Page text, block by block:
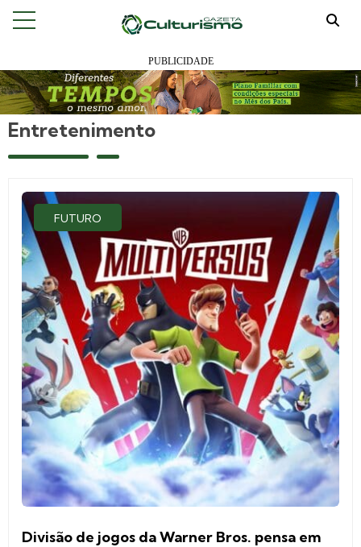
Entretenimento
FUTURO
Divisão de jogos da Warner Bros. pensa em